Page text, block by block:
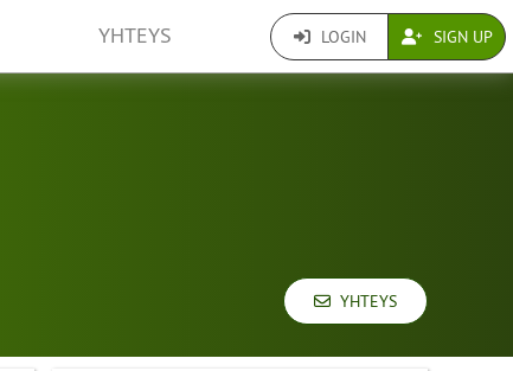
YHTEYS LOGIN SIGN UP
YHTEYS